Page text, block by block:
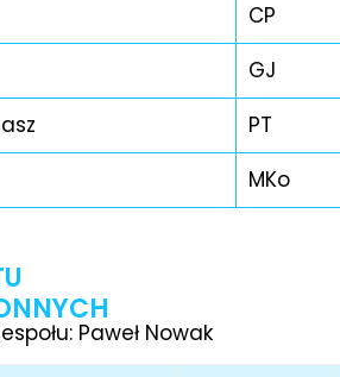
CP
GJ
PT
MKo
Paweł Nowak